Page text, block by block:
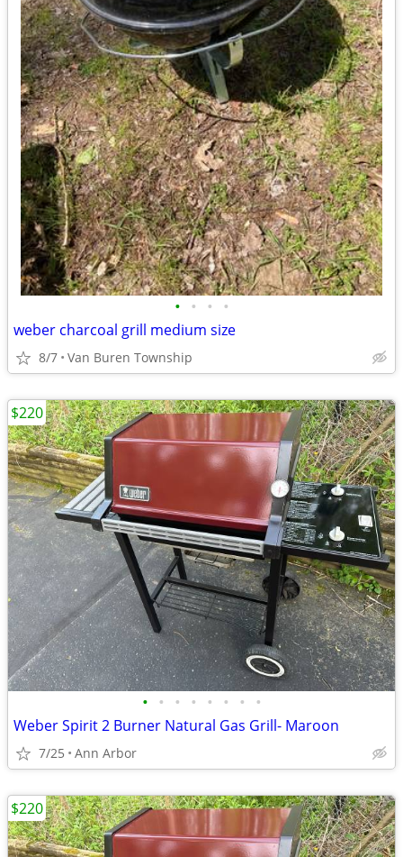
• • • •
weber charcoal grill medium size
8/7 Van Buren Township
• • • • • • • •
Weber Spirit 2 Burner Natural Gas Grill- Maroon
7/25 Ann Arbor
$220
$220